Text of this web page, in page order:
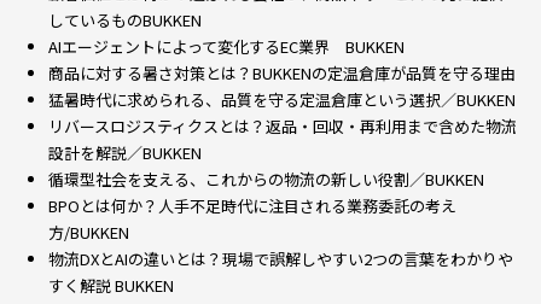
しているものBUKKEN
AIエージェントによって変化するEC業界 BUKKEN
商品に対する暑さ対策とは？BUKKENの定温倉庫が品質を守る理由
猛暑時代に求められる、品質を守る定温倉庫という選択／BUKKEN
リバースロジスティクスとは？返品・回収・再利用まで含めた物流
設計を解説／BUKKEN
循環型社会を支える、これからの物流の新しい役割／BUKKEN
BPOとは何か？人手不足時代に注目される業務委託の考え
方/BUKKEN
物流DXとAIの違いとは？現場で誤解しやすい2つの言葉をわかりや
すく解説 BUKKEN